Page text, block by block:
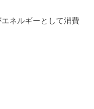
ネルギーとして消費